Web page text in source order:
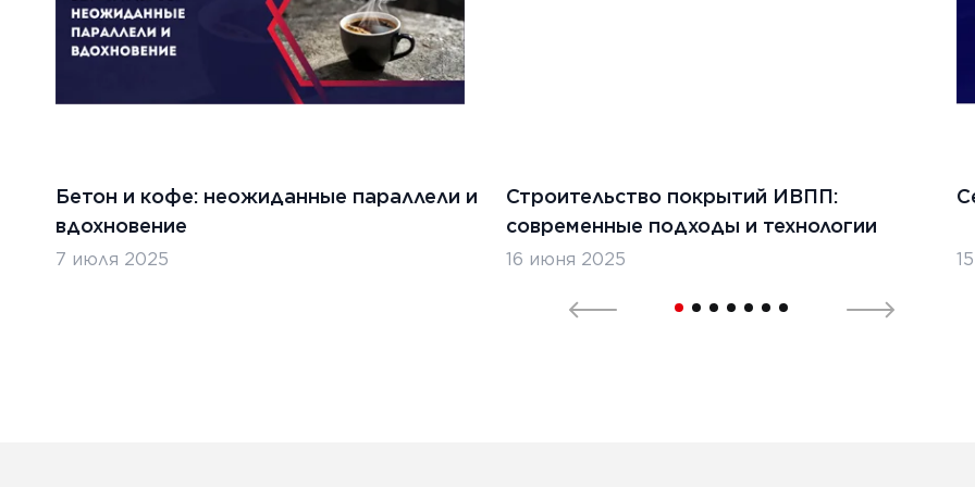
Бетон и кофе: неожиданные параллели и
вдохновение
7 июля 2025
Строительство покрытий ИВПП:
современные подходы и технологии
16 июня 2025